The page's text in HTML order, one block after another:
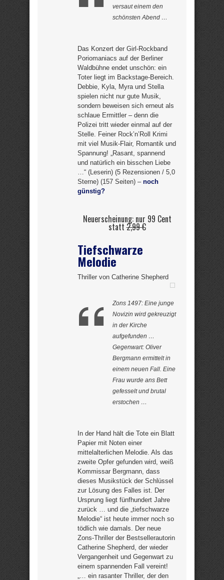
versaut einem den
schönsten Abend …
Das Konzert der Girl-Rockband
Poriomaniacs auf der Berliner
Waldbühne endet unschön: ein
Toter liegt im Backstage-Bereich.
Debbie, Kyla, Myra und Stella
spielen nicht nur gute Musik,
sondern beweisen sich erneut als
schlaue Ermittler – denn die
Polizei tritt wieder einmal auf der
Stelle. Feiner Rock’n’Roll Krimi
mit viel Musik-Flair, Romantik und
Spannung! „Rasant, spannend
und natürlich ein bisschen Liebe
…“ (Leserin) (5 Rezensionen / 5,0
Sterne) (157 Seiten) – noch
günstig?
Neuerscheinung: nur 99 Cent
statt2,99 €
Tiefschwarze
Melodie
Thriller von Catherine Shepherd
Zons 1497: Eine junge
Novizin wird gekreuzigt
in der Kirche
aufgefunden …
Gegenwart: Oliver
Bergmann ermittelt in
einem neuen Fall. Eine
Frau wurde ans Bett
gefesselt und brutal
erstochen …
In der Hand hält die Tote ein Blatt
Papier mit Noten einer
mittelalterlichen Melodie. Als das
zweite Opfer gefunden wird, weiß
Kommissar Bergmann, dass
dieses Musikstück der Schlüssel
zur Lösung des Falles ist. Der
Ursprung liegt fünfhundert Jahre
zurück … und die „tiefschwarze
Melodie“ ist heute immer noch so
tödlich wie damals. Der neue
Zons-Thriller der Bestsellerautorin
Catherine Shepherd, der wieder
Vergangenheit und Gegenwart zu
einem spannenden Fall vereint!
„… ein rasanter Thriller, der den